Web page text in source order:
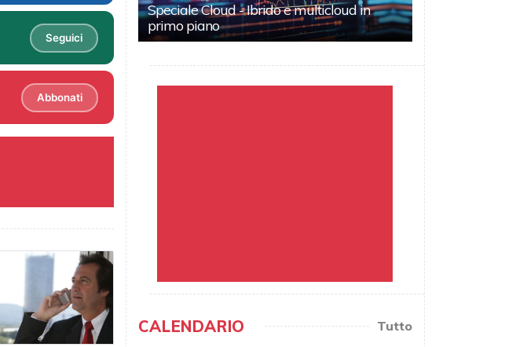
Seguici
Abbonati
Speciale Cloud - Ibrido e multicloud in
primo piano
CALENDARIO Tutto